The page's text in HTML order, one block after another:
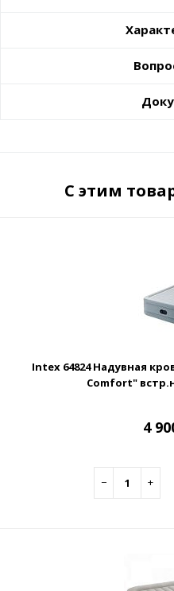
С этим
Intex 64824 Надувная
Comfort"
4
− +